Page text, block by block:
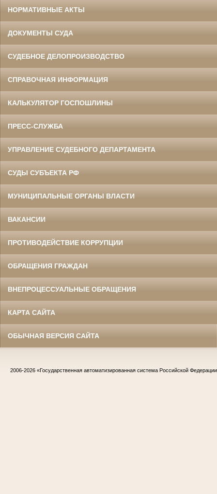
НОРМАТИВНЫЕ АКТЫ
ДОКУМЕНТЫ СУДА
СУДЕБНОЕ ДЕЛОПРОИЗВОДСТВО
СПРАВОЧНАЯ ИНФОРМАЦИЯ
КАЛЬКУЛЯТОР ГОСПОШЛИНЫ
ПРЕСС-СЛУЖБА
УПРАВЛЕНИЕ СУДЕБНОГО ДЕПАРТАМЕНТА
СУДЫ СУБЪЕКТА РФ
МУНИЦИПАЛЬНЫЕ ОРГАНЫ ВЛАСТИ
ВАКАНСИИ
ПРОТИВОДЕЙСТВИЕ КОРРУПЦИИ
ОБРАЩЕНИЯ ГРАЖДАН
ВНЕПРОЦЕССУАЛЬНЫЕ ОБРАЩЕНИЯ
КАРТА САЙТА
ОБЫЧНАЯ ВЕРСИЯ САЙТА
2006-2026 «Государственная автоматизированная система Российской